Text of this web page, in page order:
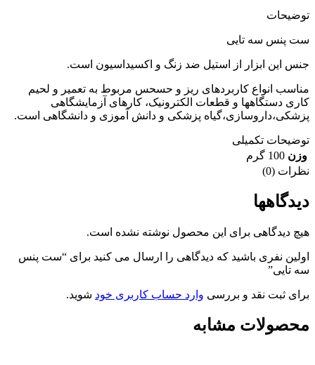
توضیحات
ست پنس سه تایی
جنس این ابزار از استیل ضد زنگ و اکسیداسیون است.
مناسب انواع کاربردهای ریز و حسحس مربوط به تعمیر و لحیم
کاری دستگاهها و قطعات الکترونیک، کارهای آزمایشگاهی
پزشکی،داروسازی،گیاه پزشکی و دانش آموزی و دانشگاهی است.
توضیحات تکمیلی
وزن 100 گرم
نظرات (0)
دیدگاهها
هیچ دیدگاهی برای این محصول نوشته نشده است.
اولین نفری باشید که دیدگاهی را ارسال می کنید برای “ست پنس
سه تایی”
برای ثبت نقد و بررسی وارد حساب کاربری خود شوید.
محصولات مشابه